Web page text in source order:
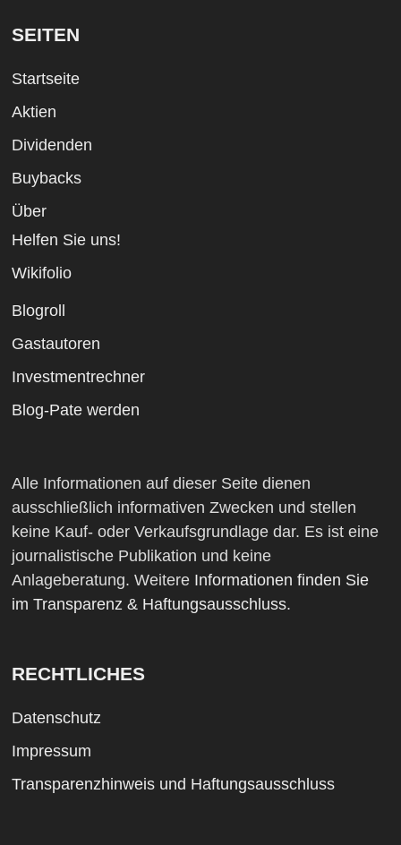
SEITEN
Startseite
Aktien
Dividenden
Buybacks
Über
Helfen Sie uns!
Wikifolio
Blogroll
Gastautoren
Investmentrechner
Blog-Pate werden
Alle Informationen auf dieser Seite dienen
ausschließlich informativen Zwecken und stellen
keine Kauf- oder Verkaufsgrundlage dar. Es ist eine
journalistische Publikation und keine
Anlageberatung. Weitere Informationen finden Sie
im Transparenz & Haftungsausschluss.
RECHTLICHES
Datenschutz
Impressum
Transparenzhinweis und Haftungsausschluss